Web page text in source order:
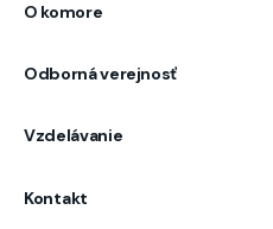
O komore
Odborná verejnosť
Vzdelávanie
Kontakt